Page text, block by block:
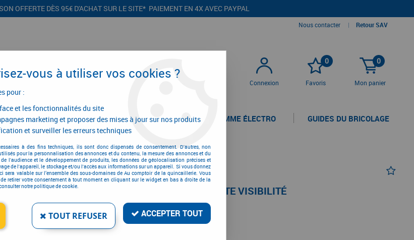
OFFERTE DÈS 95€ D'ACHAT SUR LE SITE* PAIEMENT EN 4X AVEC PAYPAL
Nous contacter | Retour SAV
Connexion
0
Favoris
0
Mon panier
PROMOTIONS LA GAMME ÉLECTRO GUIDES DU BRICOLAGE
TEE-SHIRT FLUO CLASSE II HAUTE VISIBILITÉ
Réf. :3743
42,79 €TTC
vous à utiliser vos cookies ?
pour :
et les fonctionnalités du site
marketing et proposer des mises à jour sur nos produits
et surveiller les erreurs techniques
à des fins techniques, ils sont donc dispensés de consentement. D'autres, non
pour la personnalisation des annonces et du contenu, la mesure des annonces et du
l'audience et le développement de produits, les données de géolocalisation précises et
de l'appareil, le stockage et/ou l'accès aux informations sur un appareil. Si vous donnez
sera valable sur l’ensemble des sous-domaines de Au comptoir de la quincaillerie. Vous
retirer votre consentement à tout moment en cliquant sur le widget en bas à droite de la
notre politique de cookie.
TOUT REFUSER ACCEPTER TOUT